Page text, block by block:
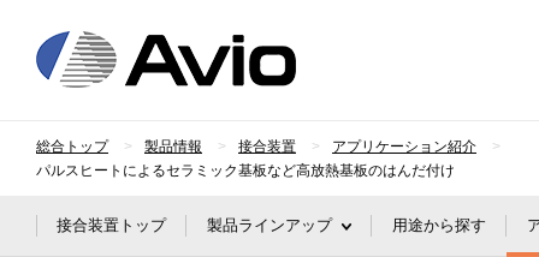
総合トップ 製品情報 接合装置
アプリケーション紹介
パルスヒートによるセラミック基板など高放熱基板のはんだ付け
接合装置トップ 製品ラインアップ 用途から探す